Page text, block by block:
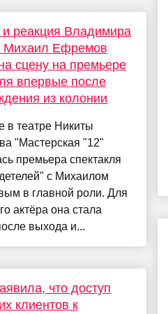
реакция Владимира
Михаил Ефремов
сцену на премьере
впервые после
из колонии
в театре Никиты
"Мастерская "12"
премьера спектакля
с Михаилом
в главной роли. Для
актёра она стала
выхода и...
что доступ
клиентов к